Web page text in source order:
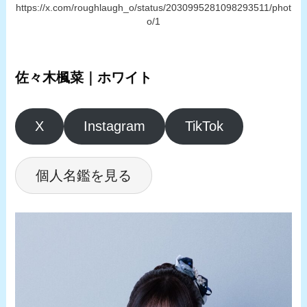
https://x.com/roughlaugh_o/status/2030995281098293511/phot
o/1
佐々木楓菜｜ホワイト
X Instagram TikTok
個人名鑑を見る